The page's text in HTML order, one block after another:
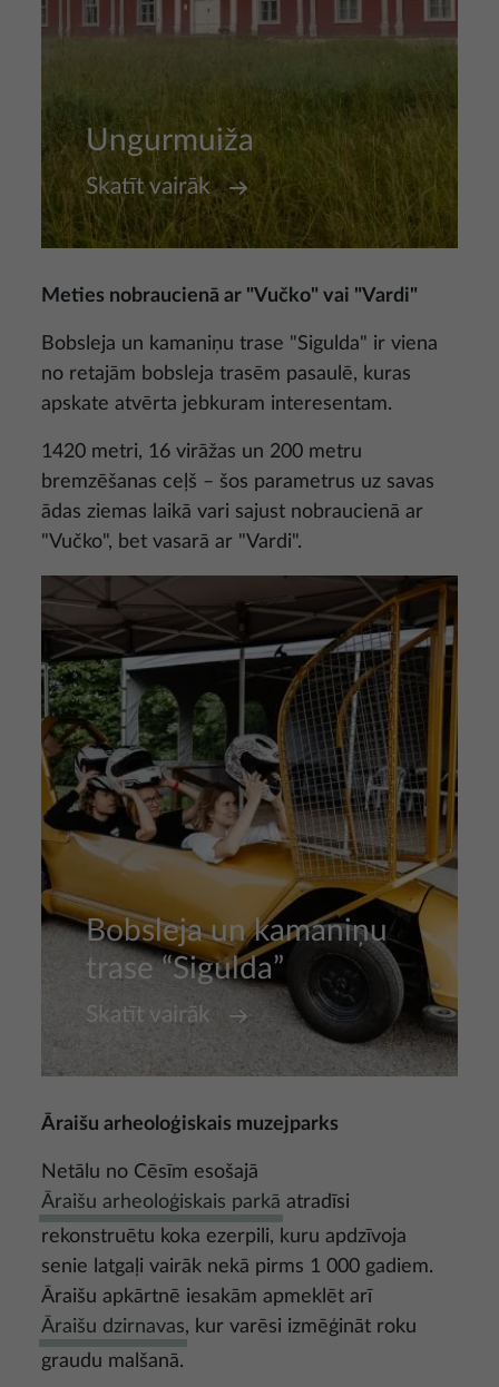
Ungurmuiža
Skatīt vairāk
Meties nobraucienā ar "Vučko" vai "Vardi"
Bobsleja un kamaniņu trase "Sigulda" ir viena
no retajām bobsleja trasēm pasaulē, kuras
apskate atvērta jebkuram interesentam.
1420 metri, 16 virāžas un 200 metru
bremzēšanas ceļš – šos parametrus uz savas
ādas ziemas laikā vari sajust nobraucienā ar
"Vučko", bet vasarā ar "Vardi".
Bobsleja un kamaniņu
trase “Sigulda”
Skatīt vairāk
Āraišu arheoloģiskais muzejparks
Netālu no Cēsīm esošajā
Āraišu arheoloģiskais parkā atradīsi
rekonstruētu koka ezerpili, kuru apdzīvoja
senie latgaļi vairāk nekā pirms 1 000 gadiem.
Āraišu apkārtnē iesakām apmeklēt arī
Āraišu dzirnavas, kur varēsi izmēģināt roku
graudu malšanā.